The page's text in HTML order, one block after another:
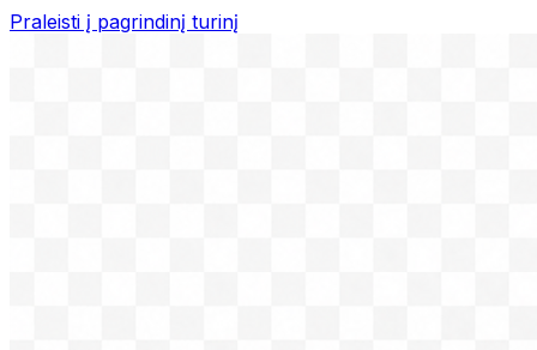
Praleisti į pagrindinį turinį